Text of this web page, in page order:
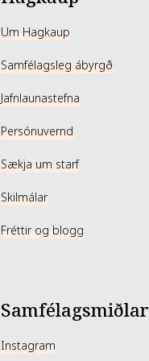
Um Hagkaup
Samfélagsleg ábyrgð
Jafnlaunastefna
Persónuvernd
Sækja um starf
Skilmálar
Fréttir og blogg
Samfélagsmiðlar
Instagram